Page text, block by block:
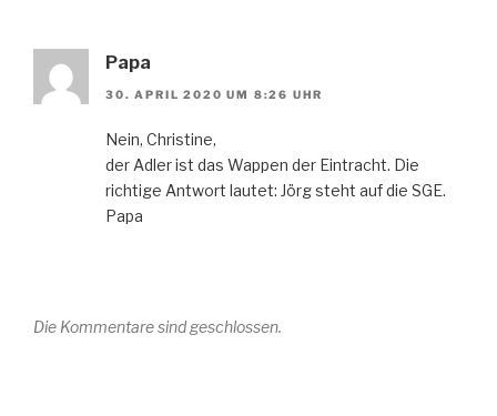
Papa
30. APRIL 2020 UM 8:26 UHR
Nein, Christine,
der Adler ist das Wappen der Eintracht. Die
richtige Antwort lautet: Jörg steht auf die SGE.
Papa
Die Kommentare sind geschlossen.